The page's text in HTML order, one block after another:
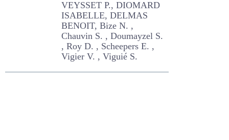
Bouttes M. , Métivier M. ,
VEYSSET P., DIOMARD
ISABELLE, DELMAS BENOIT,
Bize N. , Chauvin S. ,
Doumayzel S. , Roy D. ,
Scheepers E. , Vigier V. ,
Viguié S.